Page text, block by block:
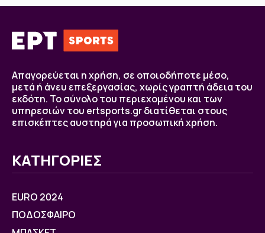
Απαγορεύεται η χρήση, σε οποιοδήποτε μέσο,
μετά ή άνευ επεξεργασίας, χωρίς γραπτή άδεια του
εκδότη. Το σύνολο του περιεχομένου και των
υπηρεσιών του ertsports.gr διατίθεται στους
επισκέπτες αυστηρά για προσωπική χρήση.
ΚΑΤΗΓΟΡΙΕΣ
EURO 2024
ΠΟΔΟΣΦΑΙΡΟ